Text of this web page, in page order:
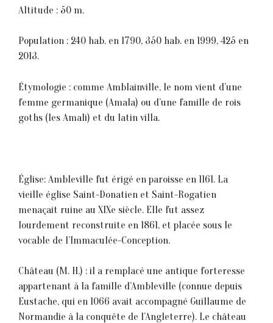
Altitude : 50 m.
Population : 240 hab. en 1790, 350 hab. en 1999, 425 en
2013.
Étymologie : comme Amblainville, le nom vient d’une
femme germanique (Amala) ou d’une famille de rois
goths (les Amali) et du latin villa.
Église: Ambleville fut érigé en paroisse en 1161. La
vieille église Saint-Donatien et Saint-Rogatien
menaçait ruine au XIXe siècle. Elle fut assez
lourdement reconstruite en 1861, et placée sous le
vocable de l’Immaculée-Conception.
Château (M. H.) : il a remplacé une antique forteresse
appartenant à la famille d’Ambleville (connue depuis
Eustache, qui en 1066 avait accompagné Guillaume de
Normandie à la conquête de l’Angleterre). Le château